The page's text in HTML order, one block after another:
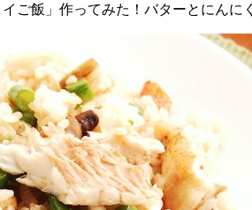
ご飯」作ってみた！バターとにんに